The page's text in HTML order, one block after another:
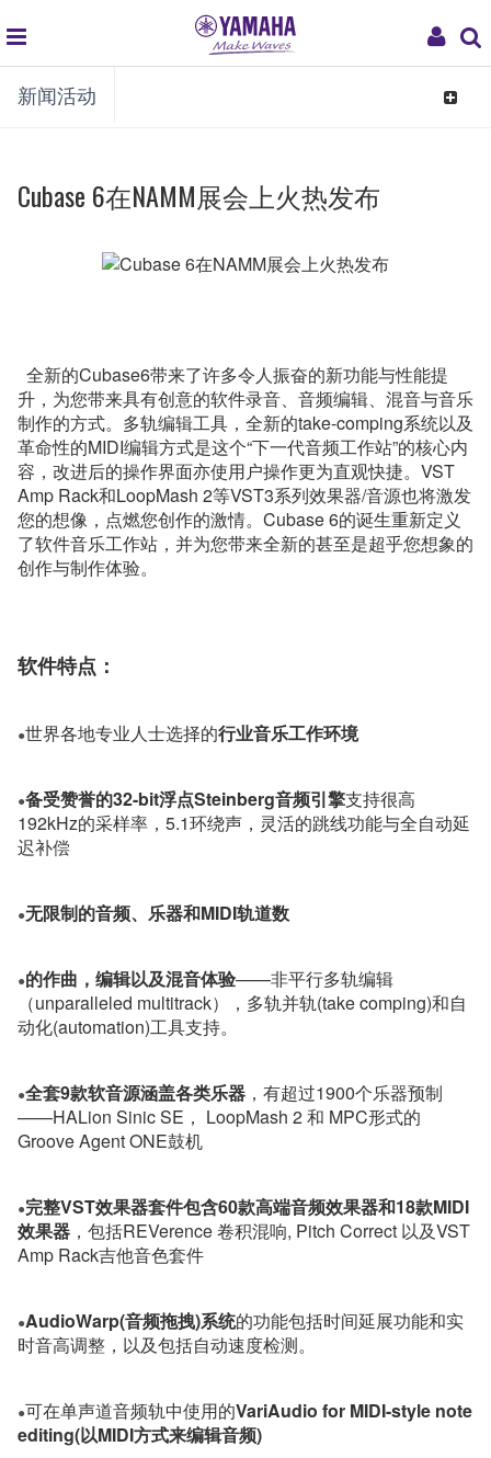
My
global
navigation
新闻活动
Toggle
Cubase 6在NAMM展会上火热发布
全新的Cubase6带来了许多令人振奋的新功能与性能提
升，为您带来具有创意的软件录音、音频编辑、混音与音乐
制作的方式。多轨编辑工具，全新的take-comping系统以及
革命性的MIDI编辑方式是这个“下一代音频工作站”的核心内
容，改进后的操作界面亦使用户操作更为直观快捷。VST
Amp Rack和LoopMash 2等VST3系列效果器/音源也将激发
您的想像，点燃您创作的激情。Cubase 6的诞生重新定义
了软件音乐工作站，并为您带来全新的甚至是超乎您想象的
创作与制作体验。
软件特点：
●世界各地专业人士选择的行业音乐工作环境
●备受赞誉的32-bit浮点Steinberg音频引擎支持很高
192kHz的采样率，5.1环绕声，灵活的跳线功能与全自动延
迟补偿
●无限制的音频、乐器和MIDI轨道数
●的作曲，编辑以及混音体验——非平行多轨编辑
（unparalleled multitrack），多轨并轨(take comping)和自
动化(automation)工具支持。
●全套9款软音源涵盖各类乐器 ，有超过1900个乐器预制
——HALion Sinic SE， LoopMash 2 和 MPC形式的
Groove Agent ONE鼓机
●完整VST效果器套件包含60款高端音频效果器和18款MIDI
效果器 ，包括REVerence 卷积混响, Pitch Correct 以及VST
Amp Rack吉他音色套件
●AudioWarp(音频拖拽)系统的功能包括时间延展功能和实
时音高调整，以及包括自动速度检测。
●可在单声道音频轨中使用的VariAudio for MIDI-style note
editing(以MIDI方式来编辑音频)